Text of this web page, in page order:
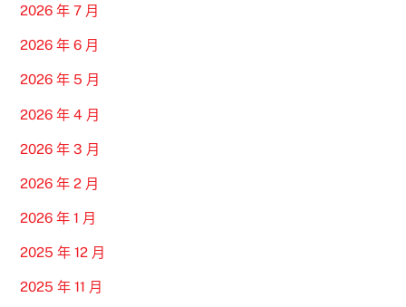
2026 年 7 月
2026 年 6 月
2026 年 5 月
2026 年 4 月
2026 年 3 月
2026 年 2 月
2026 年 1 月
2025 年 12 月
2025 年 11 月